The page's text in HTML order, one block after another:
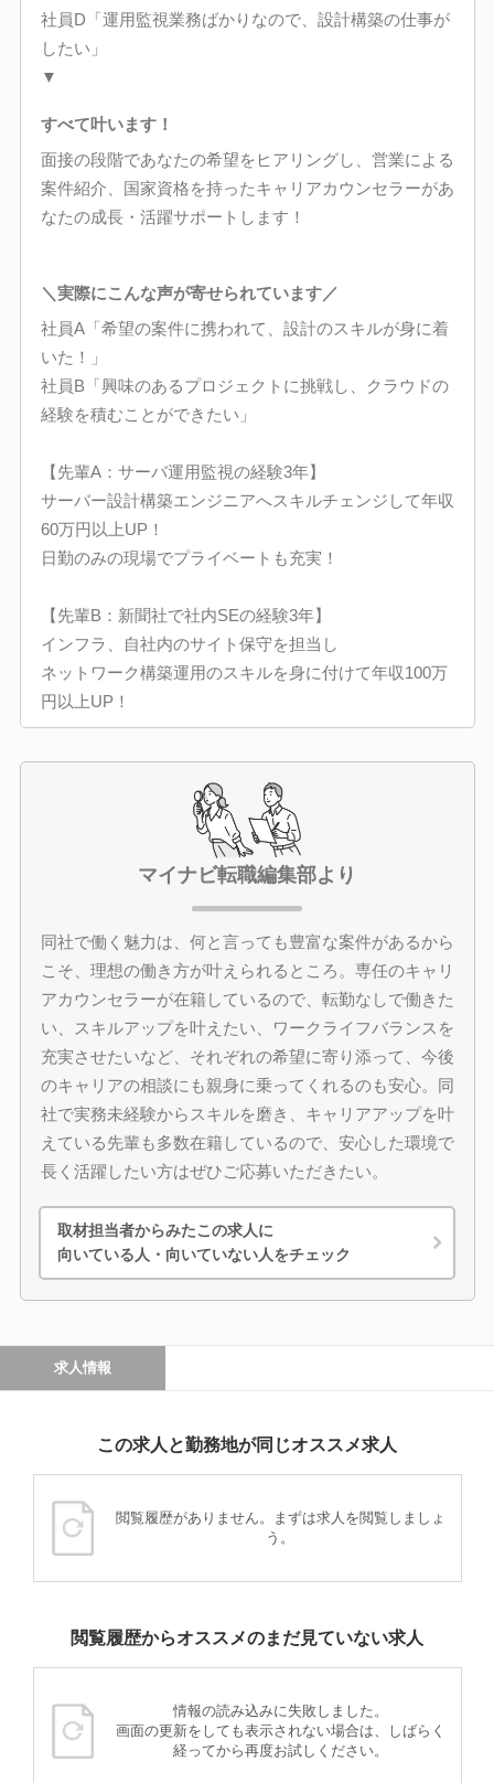
社員D「運用監視業務ばかりなので、設計構築の仕事が
したい」
▼
すべて叶います！
面接の段階であなたの希望をヒアリングし、営業による
案件紹介、国家資格を持ったキャリアカウンセラーがあ
なたの成長・活躍サポートします！
＼実際にこんな声が寄せられています／
社員A「希望の案件に携われて、設計のスキルが身に着
いた！」
社員B「興味のあるプロジェクトに挑戦し、クラウドの
経験を積むことができたい」
【先輩A：サーバ運用監視の経験3年】
サーバー設計構築エンジニアへスキルチェンジして年収
60万円以上UP！
日勤のみの現場でプライベートも充実！
【先輩B：新聞社で社内SEの経験3年】
インフラ、自社内のサイト保守を担当し
ネットワーク構築運用のスキルを身に付けて年収100万
円以上UP！
マイナビ転職編集部より
同社で働く魅力は、何と言っても豊富な案件があるから
こそ、理想の働き方が叶えられるところ。専任のキャリ
アカウンセラーが在籍しているので、転勤なしで働きた
い、スキルアップを叶えたい、ワークライフバランスを
充実させたいなど、それぞれの希望に寄り添って、今後
のキャリアの相談にも親身に乗ってくれるのも安心。同
社で実務未経験からスキルを磨き、キャリアアップを叶
えている先輩も多数在籍しているので、安心した環境で
長く活躍したい方はぜひご応募いただきたい。
取材担当者からみたこの求人に
向いている人・向いていない人をチェック
求人情報
この求人と勤務地が同じオススメ求人
閲覧履歴がありません。まずは求人を閲覧しましょ
う。
閲覧履歴からオススメのまだ見ていない求人
情報の読み込みに失敗しました。
画面の更新をしても表示されない場合は、しばらく
経ってから再度お試しください。